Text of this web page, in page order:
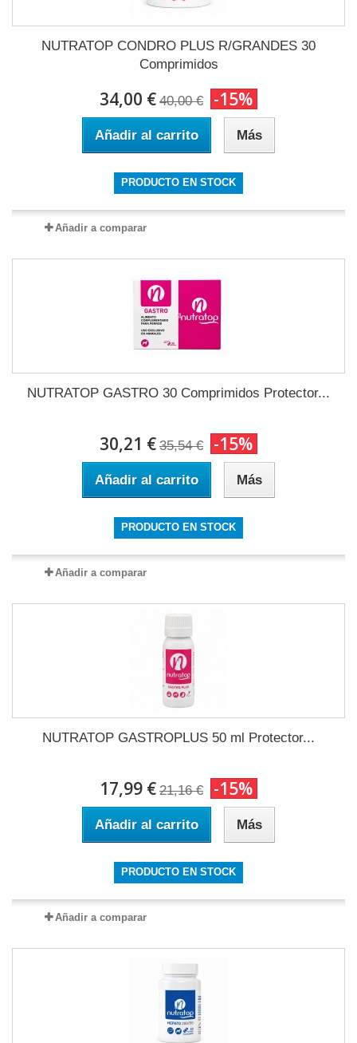
NUTRATOP CONDRO PLUS R/GRANDES 30
Comprimidos
34,00 € 40,00 € -15%
Añadir al carrito Más
PRODUCTO EN STOCK
Añadir a comparar
NUTRATOP GASTRO 30 Comprimidos Protector...
30,21 € 35,54 € -15%
Añadir al carrito Más
PRODUCTO EN STOCK
Añadir a comparar
NUTRATOP GASTROPLUS 50 ml Protector...
17,99 € 21,16 € -15%
Añadir al carrito Más
PRODUCTO EN STOCK
Añadir a comparar